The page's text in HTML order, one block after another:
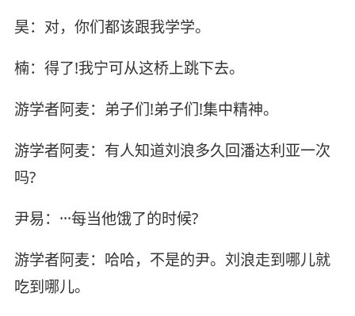
昊：对，你们都该跟我学学。
楠：得了!我宁可从这桥上跳下去。
游学者阿麦：弟子们!弟子们!集中精神。
游学者阿麦：有人知道刘浪多久回潘达利亚一次
吗?
尹易：···每当他饿了的时候?
游学者阿麦：哈哈，不是的尹。刘浪走到哪儿就
吃到哪儿。